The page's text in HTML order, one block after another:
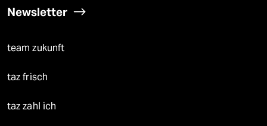
Newsletter
team zukunft
taz frisch
taz zahl ich